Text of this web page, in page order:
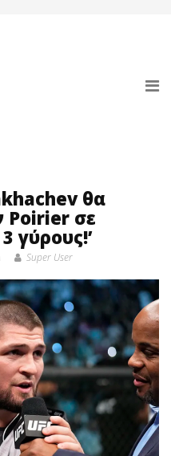
θα
Poirier σε
γύρους!’
Super User